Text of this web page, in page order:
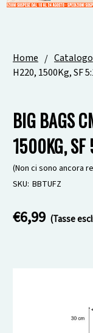
Home Catalogo
H220, 1500Kg, SF
BIG BAGS
1500KG, SF
(Non ci sono ancora
SKU: BBTUFZ
€6,99 (Tasse